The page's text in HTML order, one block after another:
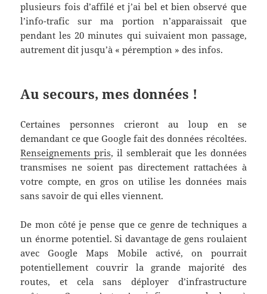
plusieurs fois d’affilé et j’ai bel et bien observé que
l’info-trafic sur ma portion n’apparaissait que
pendant les 20 minutes qui suivaient mon passage,
autrement dit jusqu’à « péremption » des infos.
Au secours, mes données !
Certaines personnes crieront au loup en se
demandant ce que Google fait des données récoltées.
Renseignements pris, il semblerait que les données
transmises ne soient pas directement rattachées à
votre compte, en gros on utilise les données mais
sans savoir de qui elles viennent.
De mon côté je pense que ce genre de techniques a
un énorme potentiel. Si davantage de gens roulaient
avec Google Maps Mobile activé, on pourrait
potentiellement couvrir la grande majorité des
routes, et cela sans déployer d’infrastructure